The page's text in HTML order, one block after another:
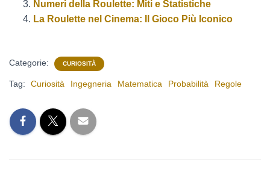
Numeri della Roulette: Miti e Statistiche
La Roulette nel Cinema: Il Gioco Più Iconico
Categorie: CURIOSITÀ
Tag: Curiosità Ingegneria Matematica Probabilità Regole